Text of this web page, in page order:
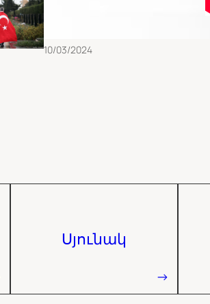
Արցախից հետո. տոտալ
պատերազմ
10/03/2024
Սյունակ